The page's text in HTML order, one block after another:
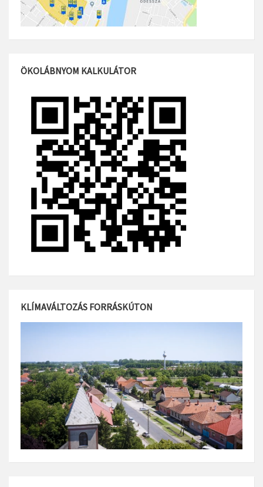
ÖKOLÁBNYOM KALKULÁTOR
KLÍMAVÁLTOZÁS FORRÁSKÚTON